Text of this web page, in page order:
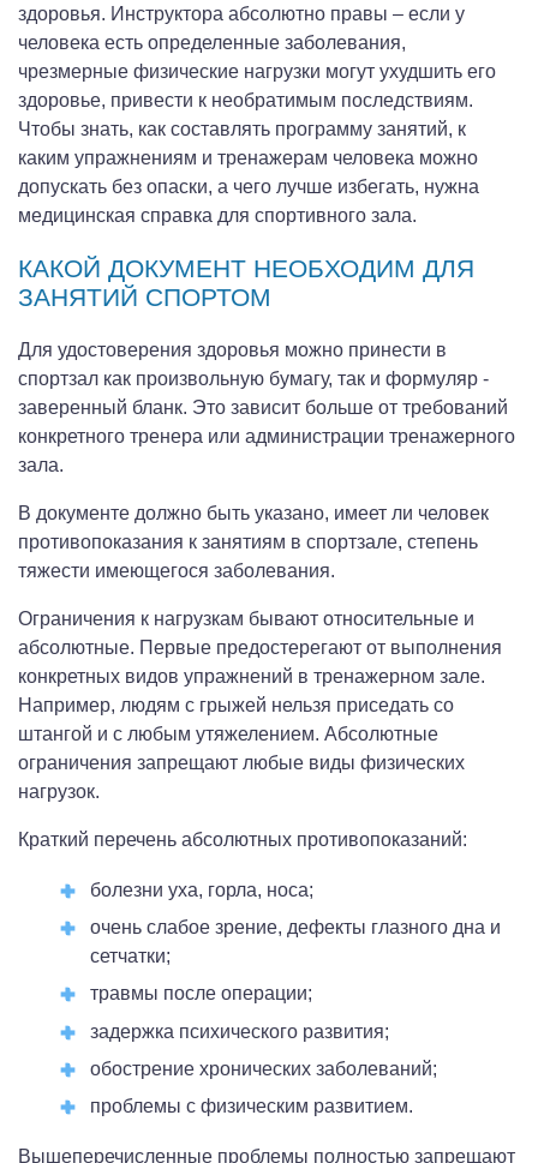
здоровья. Инструктора абсолютно правы – если у
человека есть определенные заболевания,
чрезмерные физические нагрузки могут ухудшить его
здоровье, привести к необратимым последствиям.
Чтобы знать, как составлять программу занятий, к
каким упражнениям и тренажерам человека можно
допускать без опаски, а чего лучше избегать, нужна
медицинская справка для спортивного зала.
КАКОЙ ДОКУМЕНТ НЕОБХОДИМ ДЛЯ
ЗАНЯТИЙ СПОРТОМ
Для удостоверения здоровья можно принести в
спортзал как произвольную бумагу, так и формуляр -
заверенный бланк. Это зависит больше от требований
конкретного тренера или администрации тренажерного
зала.
В документе должно быть указано, имеет ли человек
противопоказания к занятиям в спортзале, степень
тяжести имеющегося заболевания.
Ограничения к нагрузкам бывают относительные и
абсолютные. Первые предостерегают от выполнения
конкретных видов упражнений в тренажерном зале.
Например, людям с грыжей нельзя приседать со
штангой и с любым утяжелением. Абсолютные
ограничения запрещают любые виды физических
нагрузок.
Краткий перечень абсолютных противопоказаний:
болезни уха, горла, носа;
очень слабое зрение, дефекты глазного дна и
сетчатки;
травмы после операции;
задержка психического развития;
обострение хронических заболеваний;
проблемы с физическим развитием.
Вышеперечисленные проблемы полностью запрещают